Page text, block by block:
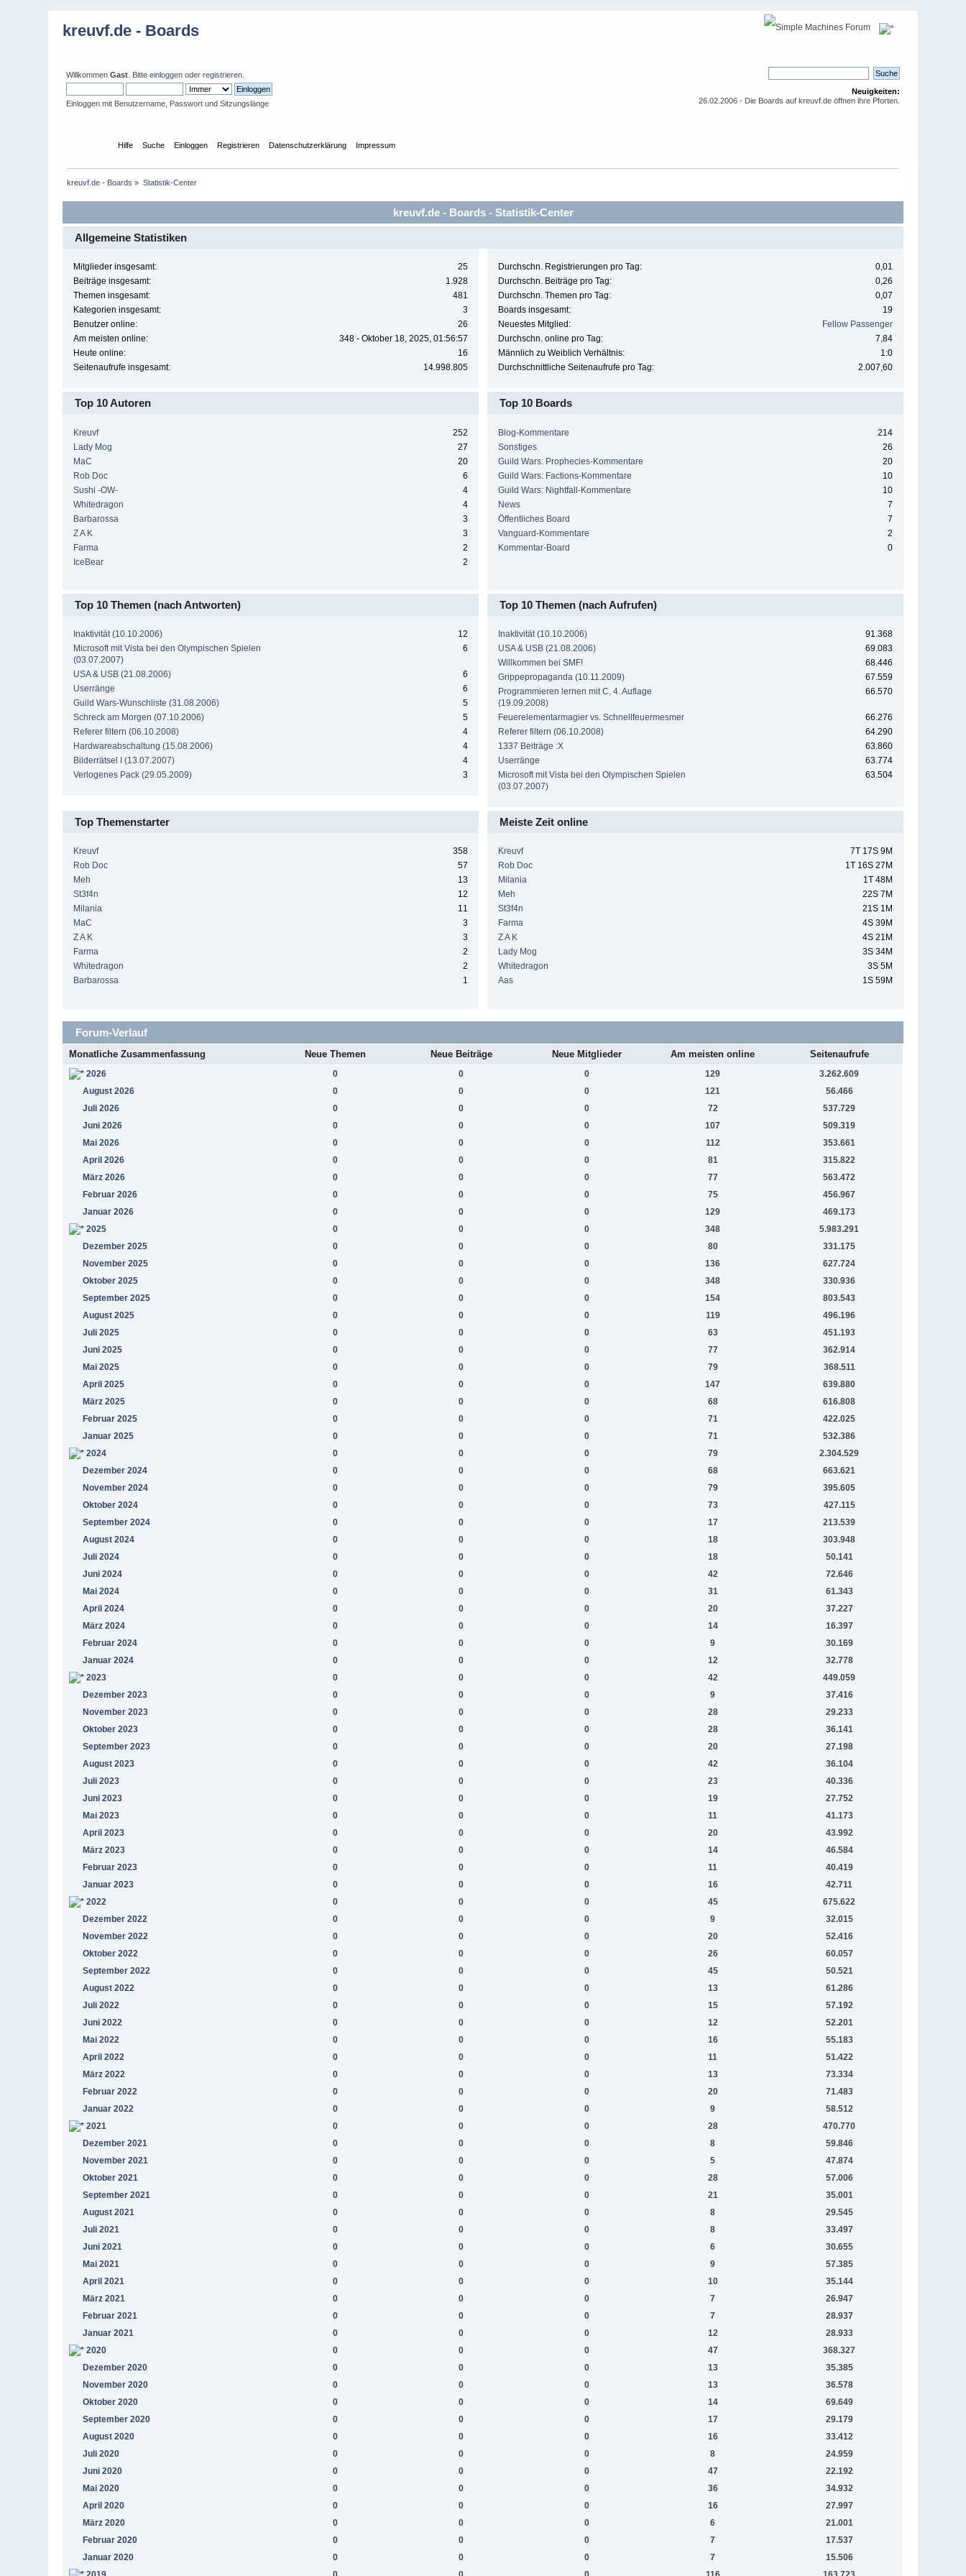
kreuvf.de - Boards
WillkommenGast . Bitteeinloggen oderregistrieren
Einloggen mit Benutzername, Passwort und Sitzungslänge
Neuigkeiten:
26.02.2006 - Die Boards auf kreuvf.de öffnen ihre Pforten.
Hilfe Suche Einloggen Registrieren Datenschutzerklärung Impressum
kreuvf.de - Boards » Statistik-Center
kreuvf.de - Boards - Statistik-Center
Allgemeine Statistiken
Mitglieder insgesamt:
25
Beiträge insgesamt:
1.928
Themen insgesamt:
481
Kategorien insgesamt:
3
Benutzer online:
26
Am meisten online:
348 - Oktober 18, 2025, 01:56:57
Heute online:
16
Seitenaufrufe insgesamt:
14.998.805
Durchschn. Registrierungen pro Tag:
0,01
Durchschn. Beiträge pro Tag:
0,26
Durchschn. Themen pro Tag:
0,07
Boards insgesamt:
19
Neuestes Mitglied:
Fellow Passenger
Durchschn. online pro Tag:
7,84
Männlich zu Weiblich Verhältnis:
1:0
Durchschnittliche Seitenaufrufe pro Tag:
2.007,60
Top 10 Autoren
Kreuvf
252
Lady Mog
27
MaC
20
Rob Doc
6
Sushi -OW-
4
Whitedragon
4
Barbarossa
3
Z A K
3
Farma
2
IceBear
2
Top 10 Boards
Blog-Kommentare
214
Sonstiges
26
Guild Wars: Prophecies-Kommentare
20
Guild Wars: Factions-Kommentare
10
Guild Wars: Nightfall-Kommentare
10
News
7
Öffentliches Board
7
Vanguard-Kommentare
2
Kommentar-Board
0
Top 10 Themen (nach Antworten)
Inaktivität (10.10.2006)
12
Microsoft mit Vista bei den Olympischen Spielen
(03.07.2007)
6
USA & USB (21.08.2006)
6
Userränge
6
Guild Wars-Wunschliste (31.08.2006)
5
Schreck am Morgen (07.10.2006)
5
Referer filtern (06.10.2008)
4
Hardwareabschaltung (15.08.2006)
4
Bilderrätsel I (13.07.2007)
4
Verlogenes Pack (29.05.2009)
3
Top 10 Themen (nach Aufrufen)
Inaktivität (10.10.2006)
91.368
USA & USB (21.08.2006)
69.083
Willkommen bei SMF!
68.446
Grippepropaganda (10.11.2009)
67.559
Programmieren lernen mit C, 4. Auflage
(19.09.2008)
66.570
Feuerelementarmagier vs. Schnellfeuermesmer
66.276
Referer filtern (06.10.2008)
64.290
1337 Beiträge :X
63.860
Userränge
63.774
Microsoft mit Vista bei den Olympischen Spielen
(03.07.2007)
63.504
Top Themenstarter
Kreuvf
358
Rob Doc
57
Meh
13
St3f4n
12
Milania
11
MaC
3
Z A K
3
Farma
2
Whitedragon
2
Barbarossa
1
Meiste Zeit online
Kreuvf
7T 17S 9M
Rob Doc
1T 16S 27M
Milania
1T 48M
Meh
22S 7M
St3f4n
21S 1M
Farma
4S 39M
Z A K
4S 21M
Lady Mog
3S 34M
Whitedragon
3S 5M
Aas
1S 59M
Forum-Verlauf
Monatliche Zusammenfassung Neue Themen Neue Beiträge Neue Mitglieder Am meisten online Seitenaufrufe
2026 0 0 0 129
3.262.609
August 2026
0 0 0 121
56.466
Juli 2026
0 0 0 72
537.729
Juni 2026
0 0 0 107
509.319
Mai 2026
0 0 0 112
353.661
April 2026
0 0 0 81
315.822
März 2026
0 0 0 77
563.472
Februar 2026
0 0 0 75
456.967
Januar 2026
0 0 0 129
469.173
2025
0 0 0 348
5.983.291
Dezember 2025
0 0 0 80
331.175
November 2025
0 0 0 136
627.724
Oktober 2025
0 0 0 348
330.936
September 2025
0 0 0 154
803.543
August 2025
0 0 0 119
496.196
Juli 2025
0 0 0 63
451.193
Juni 2025
0 0 0 77
362.914
Mai 2025
0 0 0 79
368.511
April 2025
0 0 0 147
639.880
März 2025
0 0 0 68
616.808
Februar 2025
0 0 0 71
422.025
Januar 2025
0 0 0 71
532.386
2024
0 0 0 79
2.304.529
Dezember 2024
0 0 0 68
663.621
November 2024
0 0 0 79
395.605
Oktober 2024
0 0 0 73
427.115
September 2024
0 0 0 17
213.539
August 2024
0 0 0 18
303.948
Juli 2024
0 0 0 18
50.141
Juni 2024
0 0 0 42
72.646
Mai 2024
0 0 0 31
61.343
April 2024
0 0 0 20
37.227
März 2024
0 0 0 14
16.397
Februar 2024
0 0 0 9
30.169
Januar 2024
0 0 0 12
32.778
2023
0 0 0 42
449.059
Dezember 2023
0 0 0 9
37.416
November 2023
0 0 0 28
29.233
Oktober 2023
0 0 0 28
36.141
September 2023
0 0 0 20
27.198
August 2023
0 0 0 42
36.104
Juli 2023
0 0 0 23
40.336
Juni 2023
0 0 0 19
27.752
Mai 2023
0 0 0 11
41.173
April 2023
0 0 0 20
43.992
März 2023
0 0 0 14
46.584
Februar 2023
0 0 0 11
40.419
Januar 2023
0 0 0 16
42.711
2022
0 0 0 45
675.622
Dezember 2022
0 0 0 9
32.015
November 2022
0 0 0 20
52.416
Oktober 2022
0 0 0 26
60.057
September 2022
0 0 0 45
50.521
August 2022
0 0 0 13
61.286
Juli 2022
0 0 0 15
57.192
Juni 2022
0 0 0 12
52.201
Mai 2022
0 0 0 16
55.183
April 2022
0 0 0 11
51.422
März 2022
0 0 0 13
73.334
Februar 2022
0 0 0 20
71.483
Januar 2022
0 0 0 9
58.512
2021
0 0 0 28
470.770
Dezember 2021
0 0 0 8
59.846
November 2021
0 0 0 5
47.874
Oktober 2021
0 0 0 28
57.006
September 2021
0 0 0 21
35.001
August 2021
0 0 0 8
29.545
Juli 2021
0 0 0 8
33.497
Juni 2021
0 0 0 6
30.655
Mai 2021
0 0 0 9
57.385
April 2021
0 0 0 10
35.144
März 2021
0 0 0 7
26.947
Februar 2021
0 0 0 7
28.937
Januar 2021
0 0 0 12
28.933
2020
0 0 0 47
368.327
Dezember 2020
0 0 0 13
35.385
November 2020
0 0 0 13
36.578
Oktober 2020
0 0 0 14
69.649
September 2020
0 0 0 17
29.179
August 2020
0 0 0 16
33.412
Juli 2020
0 0 0 8
24.959
Juni 2020
0 0 0 47
22.192
Mai 2020
0 0 0 36
34.932
April 2020
0 0 0 16
27.997
März 2020
0 0 0 6
21.001
Februar 2020
0 0 0 7
17.537
Januar 2020
0 0 0 7
15.506